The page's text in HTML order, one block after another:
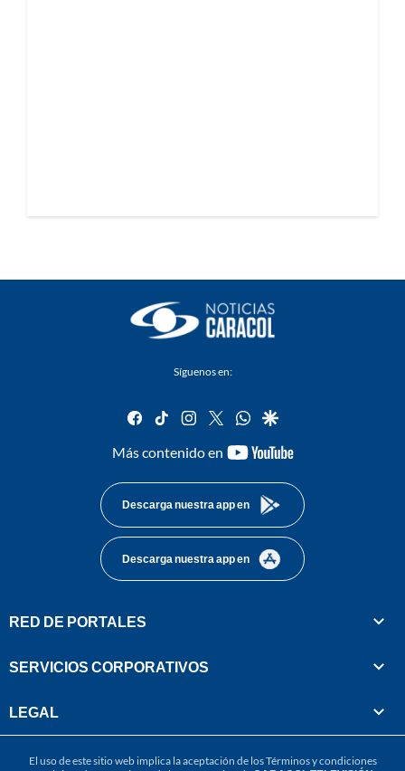
Síguenos en:
facebook
tiktok instagram
twitterwhatsapp
google
Más contenido en
youtube-
Descarga nuestra app en
Descarga nuestra app en
RED DE PORTALES
SERVICIOS CORPORATIVOS
LEGAL
El uso de este sitio web implica la aceptación de losTérminos y condiciones